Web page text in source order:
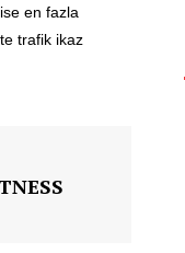
en fazla
trafik ikaz